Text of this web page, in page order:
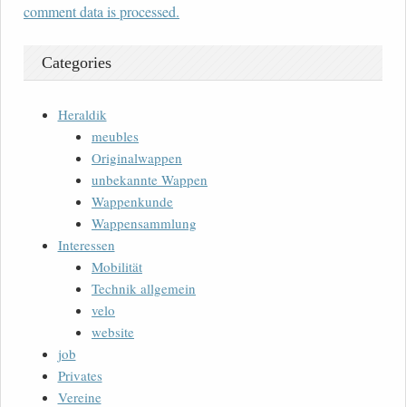
comment data is processed.
Categories
Heraldik
meubles
Originalwappen
unbekannte Wappen
Wappenkunde
Wappensammlung
Interessen
Mobilität
Technik allgemein
velo
website
job
Privates
Vereine